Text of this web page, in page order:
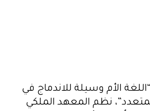
الأم وسيلة للاندماج في
نظم المعهد الملكي